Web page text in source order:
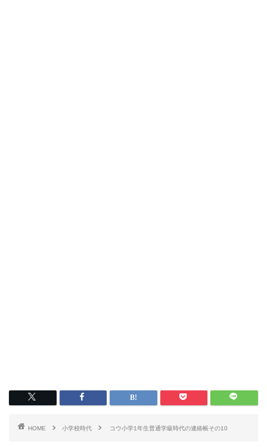
HOME 小学校時代 コウ小学1年生普通学級時代の連絡帳その10